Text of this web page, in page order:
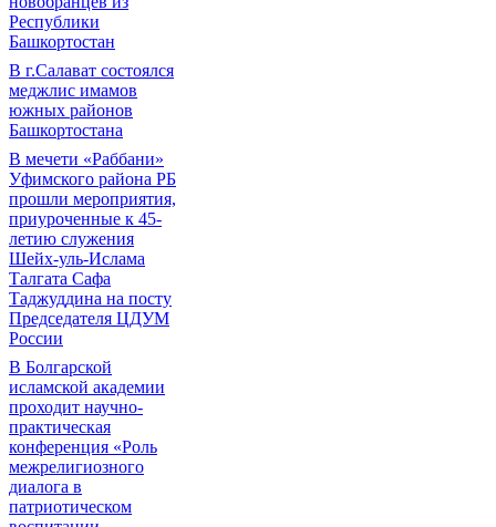
Республики
Башкортостан
В г.Салават состоялся
меджлис имамов
южных районов
Башкортостана
В мечети «Раббани»
Уфимского района РБ
прошли мероприятия,
приуроченные к 45-
летию служения
Шейх-уль-Ислама
Талгата Сафа
Таджуддина на посту
Председателя ЦДУМ
России
В Болгарской
исламской академии
проходит научно-
практическая
конференция «Роль
межрелигиозного
диалога в
патриотическом